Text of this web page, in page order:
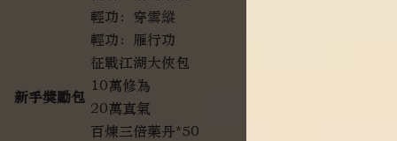
新手獎勵包
輕功：穿雲縱
輕功：雁行功
征戰江湖大俠包
10萬修為
20萬真氣
百煉三倍藥丹*50